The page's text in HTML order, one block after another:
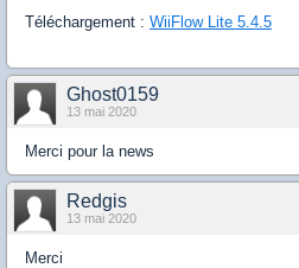
Téléchargement : WiiFlow Lite 5.4.5
Ghost0159
13 mai 2020
Merci pour la news
Redgis
13 mai 2020
Merci